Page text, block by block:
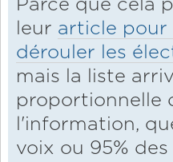
Parce que cela
leur article pour
dérouler les
mais la liste
proportionnelle
l'information,
voix ou 95%